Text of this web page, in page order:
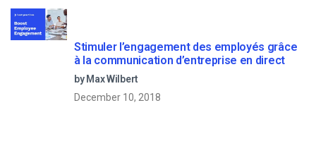
Stimuler l’engagement des employés grâce
à la communication d’entreprise en direct
by Max Wilbert
December 10, 2018